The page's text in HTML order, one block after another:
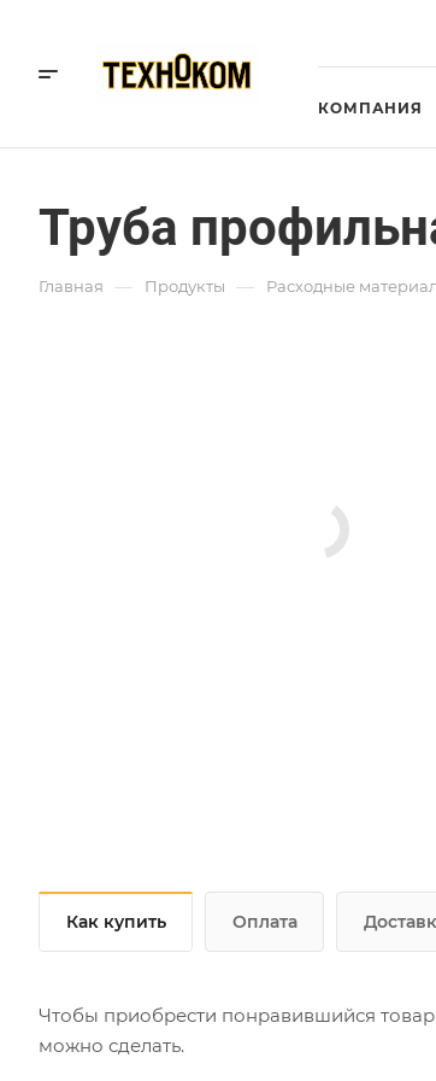
КОМПАНИЯ
Труба
Главная — Продукты — Расходные
Как купить Оплата
Чтобы приобрести понравившийся товар,
можно сделать.